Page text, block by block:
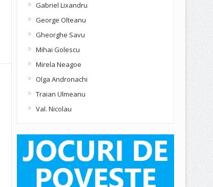
Gabriel Lixandru
George Olteanu
Gheorghe Savu
Mihai Golescu
Mirela Neagoe
Olga Andronachi
Traian Ulmeanu
Val. Nicolau